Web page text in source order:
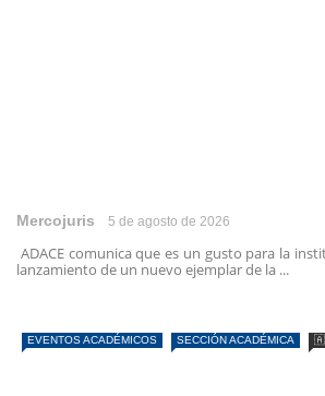
Mercojuris 5 de agosto de 2026
ADACE comunica que es un gusto para la
lanzamiento de un nuevo ejemplar de la ...
EVENTOS ACADÉMICOS SECCIÓN ACADÉMICA